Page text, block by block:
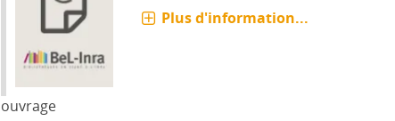
ouvrage
Plus d'information...